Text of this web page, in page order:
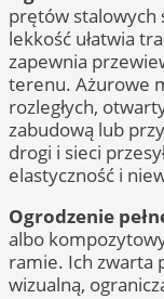
prętów stalowych
lekkość ułatwia
zapewnia
terenu. Ażurowe
rozległych,
zabudową lub
drogi i sieci
elastyczność i
Ogrodzenie
albo
ramie. Ich zwarta
wizualną,